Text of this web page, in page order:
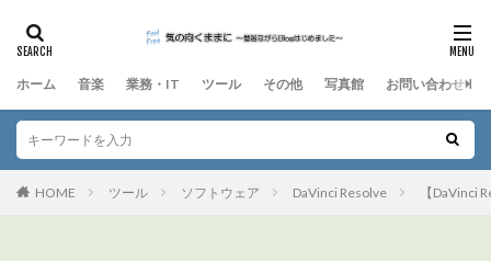
ホーム 音楽 業務・IT ツール その他 写真館 お問い合わせ
HOME ツール ソフトウェア DaVinci Resolve 【DaVinci